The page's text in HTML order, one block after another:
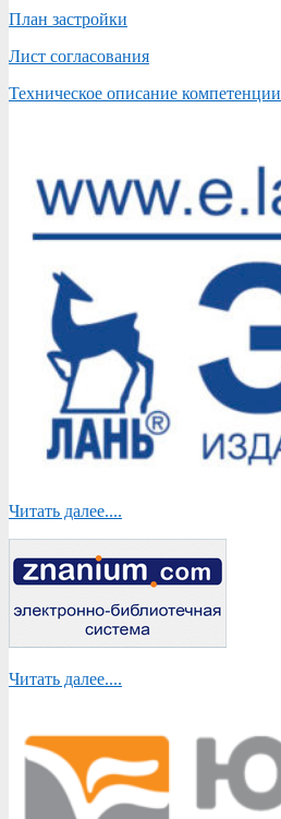
План застройки
Лист согласования
Техническое описание компетенции
Читать далее....
Читать далее....